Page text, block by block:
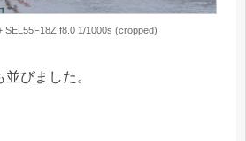
SEL55F18Z f8.0 1/1000s (cropped)
びました。